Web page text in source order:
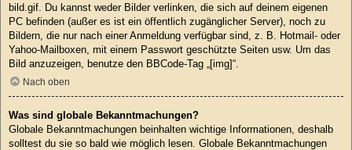
bild.gif. Du kannst weder Bilder verlinken, die sich auf deinem eigenen
PC befinden (außer es ist ein öffentlich zugänglicher Server), noch zu
Bildern, die nur nach einer Anmeldung verfügbar sind, z. B. Hotmail- oder
Yahoo-Mailboxen, mit einem Passwort geschützte Seiten usw. Um das
Bild anzuzeigen, benutze den BBCode-Tag „[img]“.
Nach oben
Was sind globale Bekanntmachungen?
Globale Bekanntmachungen beinhalten wichtige Informationen, deshalb
solltest du sie so bald wie möglich lesen. Globale Bekanntmachungen